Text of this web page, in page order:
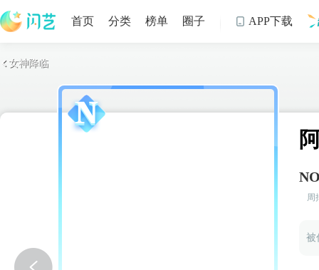
首页 分类 榜单 圈子  APP下载
 女神降临
周